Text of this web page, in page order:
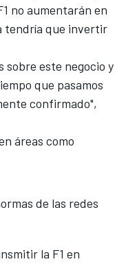
no aumentarán en
tendría que invertir
sobre este negocio y
que pasamos
confirmado",
áreas como
de las redes
la F1 en